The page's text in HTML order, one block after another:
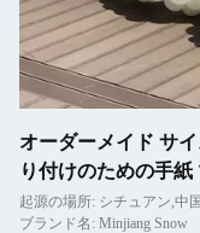
オーダーメイド サ
り付けのための手
起源の場所: シチュアン,中国
ブランド名: Minjiang Snow